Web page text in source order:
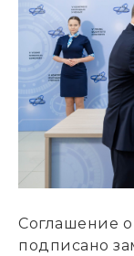
Соглашение
подписано